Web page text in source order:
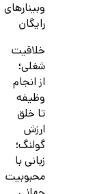
وبینارهای
رایگان
خلاقیت
شغلی؛
از انجام
وظیفه
تا خلق
ارزش
گولنگ؛
زبانی با
محبوبیت